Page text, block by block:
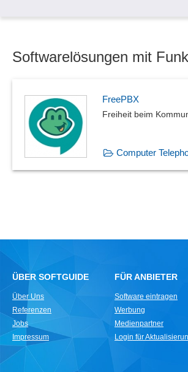
Softwarelösungen mit
FreePBX
Freiheit beim
Computer
ÜBER SOFTGUIDE
Über Uns
Referenzen
Jobs
Impressum
FÜR ANBIETER
Software eintragen
Werbung
Medienpartner
Login für